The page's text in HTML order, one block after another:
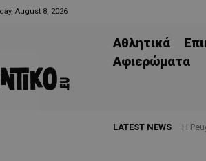
August 8, 2026
Αθλητικά
Aφιερώματα
LATEST NEWS Η